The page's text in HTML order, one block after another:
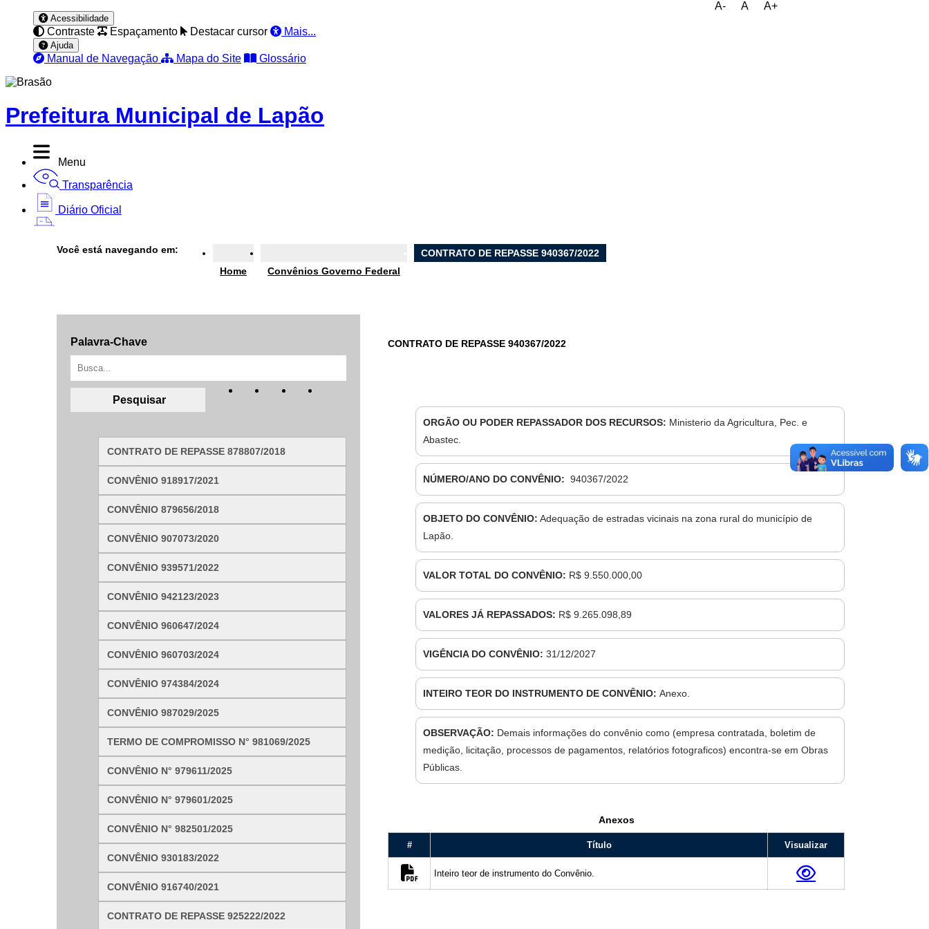
A- A A+
Acessibilidade
Contraste Espaçamento Destacar cursor Mais...
Ajuda
Manual de Navegação Mapa do Site Glossário
Prefeitura Municipal de Lapão
Menu
Transparência
Diário Oficial
Filtrar por todos
Acesso à Informação
Cidadão
Secretarias
Transparência
Fale conosco
Fale conosco
Cidade/Estado
Ao iniciar um contato, você concorda com aPolítica de privacidade
...Ou se preferir
Você está navegando em:
Home
Convênios Governo Federal
CONTRATO DE REPASSE 940367/2022
Palavra-Chave
CONTRATO DE REPASSE 878807/2018
CONVÊNIO 918917/2021
CONVÊNIO 879656/2018
CONVÊNIO 907073/2020
CONVÊNIO 939571/2022
CONVÊNIO 942123/2023
CONVÊNIO 960647/2024
CONVÊNIO 960703/2024
CONVÊNIO 974384/2024
CONVÊNIO 987029/2025
TERMO DE COMPROMISSO N° 981069/2025
CONVÊNIO N° 979611/2025
CONVÊNIO N° 979601/2025
CONVÊNIO N° 982501/2025
CONVÊNIO 930183/2022
CONVÊNIO 916740/2021
CONTRATO DE REPASSE 925222/2022
CONTRATO DE REPASSE 940367/2022
ORGÃO OU PODER REPASSADOR DOS RECURSOS: Ministerio da Agricultura, Pec. e
Abastec.
NÚMERO/ANO DO CONVÊNIO: 940367/2022
OBJETO DO CONVÊNIO: Adequação de estradas vicinais na zona rural do município de
Lapão.
VALOR TOTAL DO CONVÊNIO: R$ 9.550.000,00
VALORES JÁ REPASSADOS: R$ 9.265.098,89
VIGÊNCIA DO CONVÊNIO: 31/12/2027
INTEIRO TEOR DO INSTRUMENTO DE CONVÊNIO: Anexo.
OBSERVAÇÃO: Demais informações do convênio como (empresa contratada, boletim de
medição, licitação, processos de pagamentos, relatórios fotograficos) encontra-se em Obras
Públicas.
Anexos
# Título Visualizar
Inteiro teor de instrumento do Convênio.